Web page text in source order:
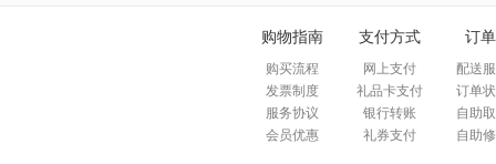
购物指南
购买流程
发票制度
服务协议
会员优惠
支付方式
网上支付
礼品卡支付
银行转账
礼券支付
订
配送
订单
自助
自助